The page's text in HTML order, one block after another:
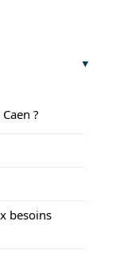
?
besoins